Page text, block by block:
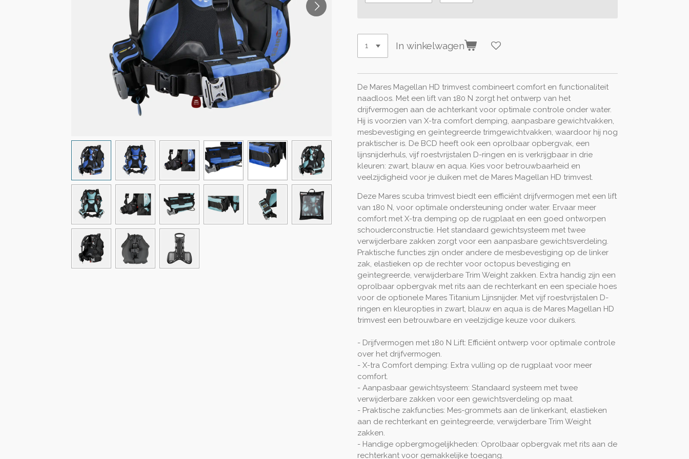
In winkelwagen
De Mares Magellan HD trimvest combineert comfort en functionaliteit
naadloos. Met een lift van 180 N zorgt het ontwerp van het
drijfvermogen aan de achterkant voor optimale controle onder water.
Hij is voorzien van X-tra comfort demping, aanpasbare gewichtvakken,
mesbevestiging en geïntegreerde trimgewichtvakken, waardoor hij nog
praktischer is. De BCD heeft ook een oprolbaar opbergvak, een
lijnsnijderhuls, vijf roestvrijstalen D-ringen en is verkrijgbaar in drie
kleuren: zwart, blauw en aqua. Kies voor betrouwbaarheid en
veelzijdigheid voor je duiken met de Mares Magellan HD trimvest.
Deze Mares scuba trimvest biedt een efficiënt drijfvermogen met een lift
van 180 N, voor optimale ondersteuning onder water. Ervaar meer
comfort met X-tra demping op de rugplaat en een goed ontworpen
schouderconstructie. Het standaard gewichtsysteem met twee
verwijderbare zakken zorgt voor een aanpasbare gewichtsverdeling.
Praktische functies zijn onder andere de mesbevestiging op de linker
zak, elastieken op de rechter voor octopus bevestiging en
geïntegreerde, verwijderbare Trim Weight zakken. Extra handig zijn een
oprolbaar opbergvak met rits aan de rechterkant en een speciale hoes
voor de optionele Mares Titanium Lijnsnijder. Met vijf roestvrijstalen D-
ringen en kleuropties in zwart, blauw en aqua is de Mares Magellan HD
trimvest een betrouwbare en veelzijdige keuze voor duikers.
- Drijfvermogen met 180 N Lift: Efficiënt ontwerp voor optimale controle
over het drijfvermogen.
- X-tra Comfort demping: Extra vulling op de rugplaat voor meer
comfort.
- Aanpasbaar gewichtsysteem: Standaard systeem met twee
verwijderbare zakken voor een gewichtsverdeling op maat.
- Praktische zakfuncties: Mes-grommets aan de linkerkant, elastieken
aan de rechterkant en geïntegreerde, verwijderbare Trim Weight
zakken.
- Handige opbergmogelijkheden: Oprolbaar opbergvak met rits aan de
rechterkant voor gemakkelijke toegang.